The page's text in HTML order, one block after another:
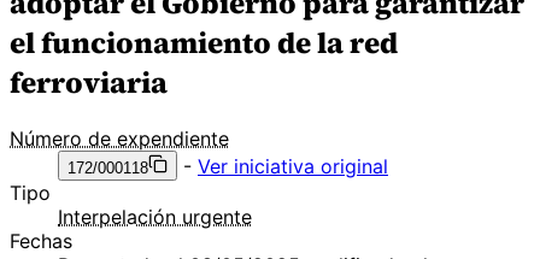
el funcionamiento de la red
ferroviaria
Número de expendiente
172/000118 - Ver iniciativa original
Tipo
Interpelación urgente
Fechas